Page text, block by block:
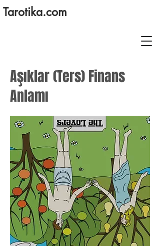
Tarotika.com
Aşıklar (Ters) Finans
Anlamı